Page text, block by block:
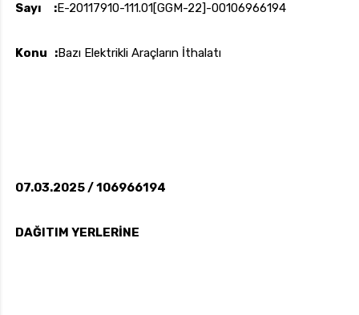
Sayı :E-20117910-111.01[GGM-22]-00106966194
Konu :Bazı Elektrikli Araçların İthalatı
07.03.2025 / 106966194
DAĞITIM YERLERİNE